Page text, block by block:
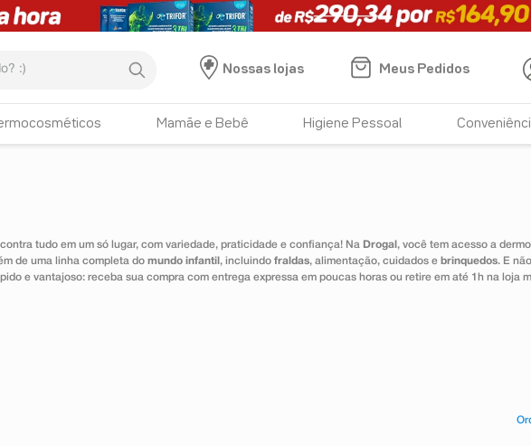
Nossas lojas
Meus Pedidos
Mamãe e Bebê Higiene Pessoal
tudo em um só lugar, com variedade, praticidade e confiança! Na Drogal , você tem acesso a
de uma linha completa do mundo infantil , incluindo fraldas, alimentação, cuidados e brinquedos. E
e vantajoso: receba sua compra com entrega expressa em poucas horas ou retire em até 1h na loja